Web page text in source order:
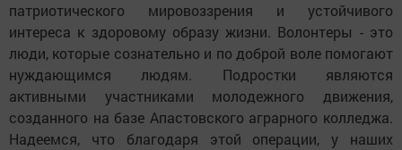
патриотического мировоззрения и устойчивого
интереса к здоровому образу жизни. Волонтеры - это
люди, которые сознательно и по доброй воле помогают
нуждающимся людям. Подростки являются
активными участниками молодежного движения,
созданного на базе Апастовского аграрного колледжа.
Надеемся, что благодаря этой операции, у наших